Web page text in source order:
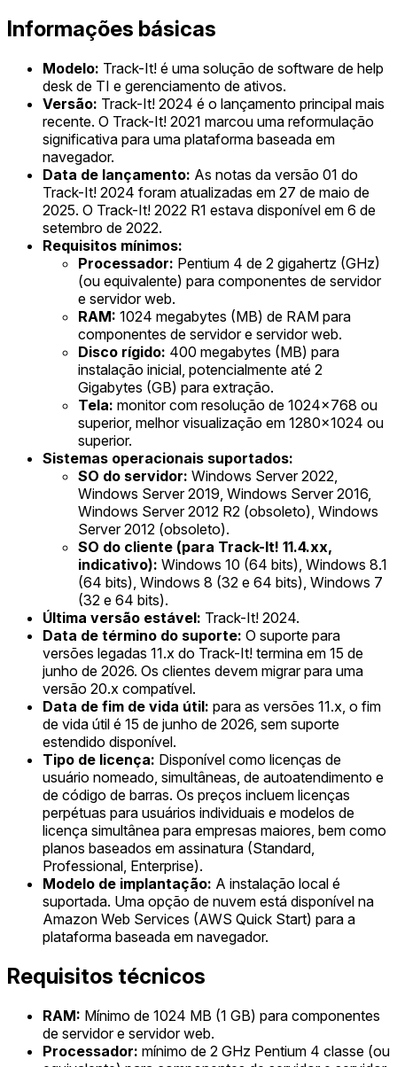
Informações básicas
Modelo: Track-It! é uma solução de software de help
desk de TI e gerenciamento de ativos.
Versão: Track-It! 2024 é o lançamento principal mais
recente. O Track-It! 2021 marcou uma reformulação
significativa para uma plataforma baseada em
navegador.
Data de lançamento: As notas da versão 01 do
Track-It! 2024 foram atualizadas em 27 de maio de
2025. O Track-It! 2022 R1 estava disponível em 6 de
setembro de 2022.
Requisitos mínimos:
Processador: Pentium 4 de 2 gigahertz (GHz)
(ou equivalente) para componentes de servidor
e servidor web.
RAM: 1024 megabytes (MB) de RAM para
componentes de servidor e servidor web.
Disco rígido: 400 megabytes (MB) para
instalação inicial, potencialmente até 2
Gigabytes (GB) para extração.
Tela: monitor com resolução de 1024x768 ou
superior, melhor visualização em 1280x1024 ou
superior.
Sistemas operacionais suportados:
SO do servidor: Windows Server 2022,
Windows Server 2019, Windows Server 2016,
Windows Server 2012 R2 (obsoleto), Windows
Server 2012 (obsoleto).
SO do cliente (para Track-It! 11.4.xx,
indicativo): Windows 10 (64 bits), Windows 8.1
(64 bits), Windows 8 (32 e 64 bits), Windows 7
(32 e 64 bits).
Última versão estável: Track-It! 2024.
Data de término do suporte: O suporte para
versões legadas 11.x do Track-It! termina em 15 de
junho de 2026. Os clientes devem migrar para uma
versão 20.x compatível.
Data de fim de vida útil: para as versões 11.x, o fim
de vida útil é 15 de junho de 2026, sem suporte
estendido disponível.
Tipo de licença: Disponível como licenças de
usuário nomeado, simultâneas, de autoatendimento e
de código de barras. Os preços incluem licenças
perpétuas para usuários individuais e modelos de
licença simultânea para empresas maiores, bem como
planos baseados em assinatura (Standard,
Professional, Enterprise).
Modelo de implantação: A instalação local é
suportada. Uma opção de nuvem está disponível na
Amazon Web Services (AWS Quick Start) para a
plataforma baseada em navegador.
Requisitos técnicos
RAM: Mínimo de 1024 MB (1 GB) para componentes
de servidor e servidor web.
Processador: mínimo de 2 GHz Pentium 4 classe (ou